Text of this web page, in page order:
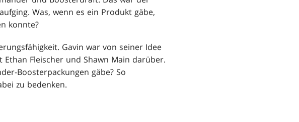
Was, wenn es ein Produkt gäbe,
konnte?
Gavin war von seiner Idee
Fleischer und Shawn Main darüber.
Boosterpackungen gäbe? So
zu bedenken.